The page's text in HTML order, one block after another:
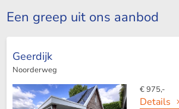
Een greep uit ons aanbod
Geerdijk
Noorderweg
€ 975,-
Details